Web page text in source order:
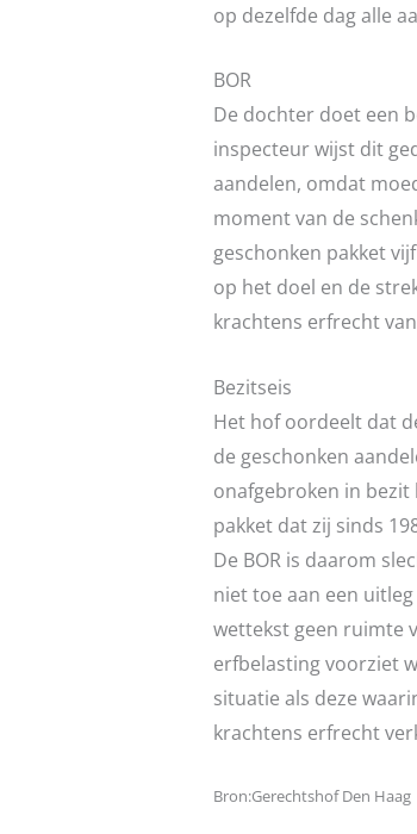
op dezelfde dag alle
BOR
De dochter doet een
inspecteur wijst dit
aandelen, omdat
moment van de
geschonken pakket
op het doel en de
krachtens erfrecht
Bezitseis
Het hof oordeelt dat
de geschonken
onafgebroken in bezit
pakket dat zij sinds
De BOR is daarom
niet toe aan een
wettekst geen ruimte
erfbelasting voorziet
situatie als deze
krachtens erfrecht
Bron:Gerechtshof Den